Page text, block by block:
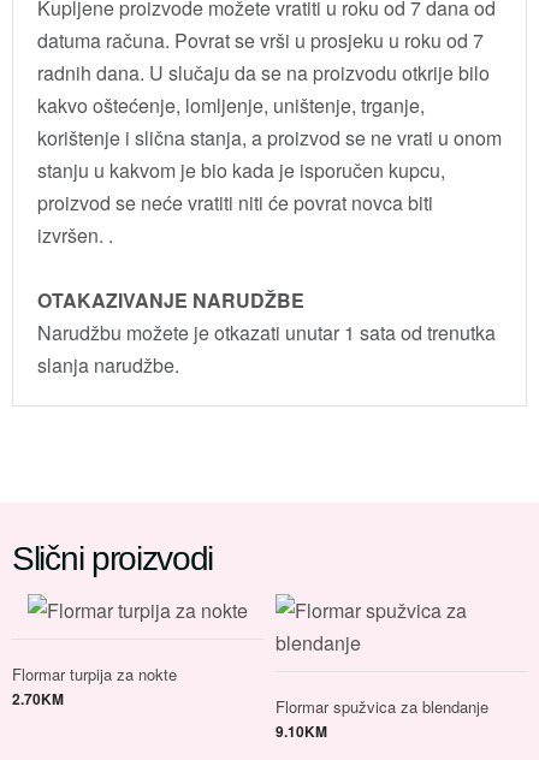
Kupljene proizvode možete vratiti u roku od 7 dana od
datuma računa. Povrat se vrši u prosjeku u roku od 7
radnih dana. U slučaju da se na proizvodu otkrije bilo
kakvo oštećenje, lomljenje, uništenje, trganje,
korištenje i slična stanja, a proizvod se ne vrati u onom
stanju u kakvom je bio kada je isporučen kupcu,
proizvod se neće vratiti niti će povrat novca biti
izvršen. .
OTAKAZIVANJE NARUDŽBE
Narudžbu možete je otkazati unutar 1 sata od trenutka
slanja narudžbe.
Slični proizvodi
Flormar turpija za nokte
2.70KM Flormar spužvica za blendanje
9.10KM